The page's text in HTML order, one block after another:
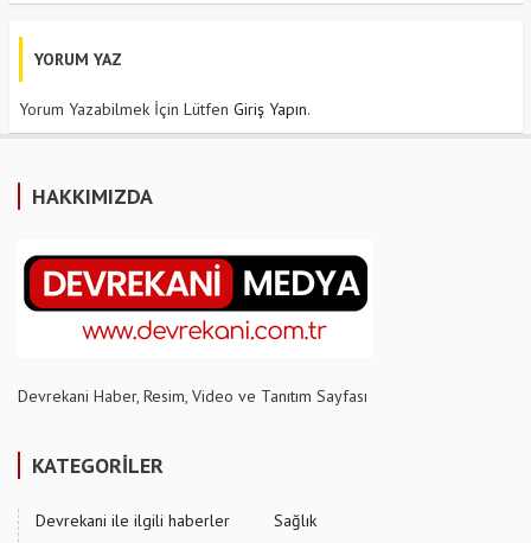
YORUM YAZ
Yorum Yazabilmek İçin Lütfen Giriş Yapın.
HAKKIMIZDA
Devrekani Haber, Resim, Video ve Tanıtım Sayfası
KATEGORİLER
Devrekani ile ilgili haberler
Sağlık